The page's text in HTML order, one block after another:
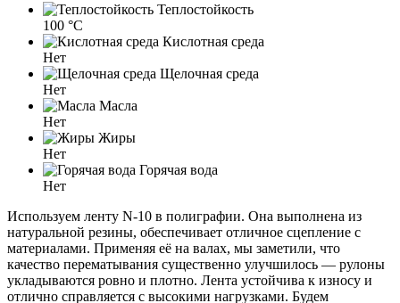
Теплостойкость
100 °C
Кислотная среда
Нет
Щелочная среда
Нет
Масла
Нет
Жиры
Нет
Горячая вода
Нет
Используем ленту N-10 в полиграфии. Она выполнена из
натуральной резины, обеспечивает отличное сцепление с
материалами. Применяя её на валах, мы заметили, что
качество перематывания существенно улучшилось — рулоны
укладываются ровно и плотно. Лента устойчива к износу и
отлично справляется с высокими нагрузками. Будем